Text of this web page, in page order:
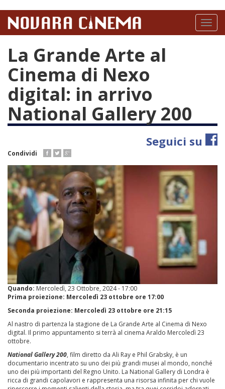
contenuto
Toggle
La Grande Arte al
Cinema di Nexo
digital: in arrivo
National Gallery 200
Seguici su
Condividi
Quando: Mercoledì, 23 Ottobre, 2024 - 17:00
Prima proiezione: Mercoledì 23 ottobre ore 17:00
Seconda proiezione: Mercoledì 23 ottobre ore 21:15
Al nastro di partenza la stagione de La Grande Arte al Cinema di Nexo
digital. Il primo appuntamento si terrà al cinema Araldo Mercoledì 23
ottobre.
National Gallery 200, film diretto da Ali Ray e Phil Grabsky, è un
documentario incentrato su uno dei più grandi musei al mondo, nonché
uno dei più importanti del Regno Unito. La National Gallery di Londra è
ricca di grandi capolavori e rappresenta una risorsa infinita per chi vuole